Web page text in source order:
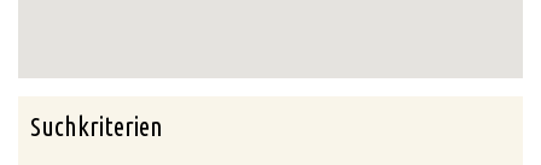
Suchkriterien